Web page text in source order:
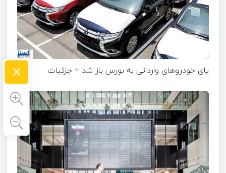
پای خودروهای وارداتی به بورس باز شد + جزئیات ×